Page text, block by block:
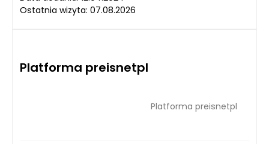
Ostatnia wizyta: 07.08.2026
Platforma preisnetpl
Platforma preisnetpl